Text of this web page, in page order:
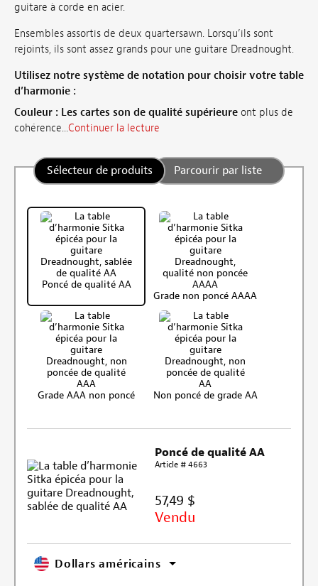
guitare à corde en acier.
Ensembles assortis de deux quartersawn. Lorsqu’ils sont
rejoints, ils sont assez grands pour une guitare Dreadnought.
Utilisez notre système de notation pour choisir votre table
d’harmonie :
Couleur : Les cartes son de qualité supérieure ont plus de
cohérence...Continuer la lecture
Sélecteur de produits Parcourir par liste
Poncé de qualité AA
Grade non poncé AAAA
Grade AAA non poncé Non poncé de grade AA
Poncé de qualité AA
Article # 4663
57,49 $
Vendu
Dollars américains